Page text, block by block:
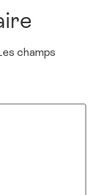
champs